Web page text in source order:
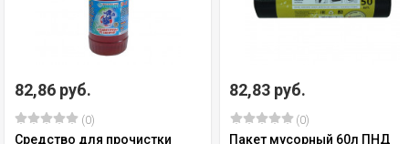
82,86 руб.
(0)
Средство для прочистки
82,83 руб.
(0)
Пакет мусорный 60л ПНД